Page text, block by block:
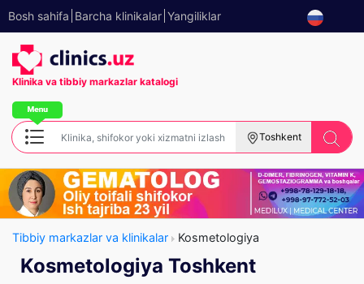
Bosh sahifa Barcha klinikalar Yangiliklar
Klinika va tibbiy markazlar katalogi
Toshkent
Tibbiy markazlar va klinikalar Kosmetologiya
Kosmetologiya Toshkent